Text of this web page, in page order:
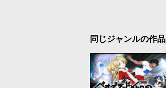
同じジャンルの作品